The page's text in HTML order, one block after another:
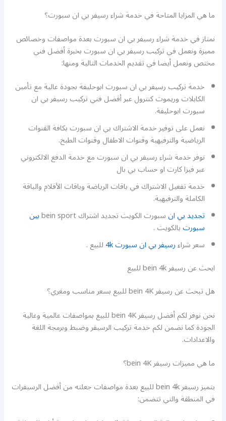
ما هي المزايا المتاحة في خدمة شراء رسيفر بي ان سبورت؟
نمتاز في خدمة شراء رسيفر بي ان سبورت بعدة مواصفات وخصائص
مميزة ونعمل في تركيب رسيفر بي ان سبورت بخبرة أفضل فني
مختص ونعمل أيضا في تقديم الخدمات التالية ومنها:
خدمة تركيب رسيفر بي ان سبورت ابوحليفة بجودة عالية مع تأمين
الكابلات وريموت كنترول عبر أفضل فني تركيب رسيفر بي ان
سبورت ابوحليفة.
نعمل على توفير خدمة الاشتراك بي ان سبورت بكافة القنوات
الرياضية والترفيهية وقنوات الاطفال وقنوات الطبخ.
نوفر خدمة شراء رسيفر بي ان سبورت مع خدمة الدفع الالكتروني
عبر فيزا كارت او حساب بي بال
خدمة تفعيل الاشتراك في باقات الرياضة وباقات الأفلام والباقة
الكاملة والترفيهية.
تجديد بي انسبورت الكويت تجديد اشتراك bein sport بين
سبورتبالكويت .
سعر شراءرسيفر بي ان سبورت 4k
للبيع .
ابحث عن رسيفر bein 4k للبيع
هل تبحث عن رسيفر bein 4K للبيع بسعر مناسب ومغري؟
نحن نوفر لكم أفضل رسيفر bein 4K للبيع بمواصفات عالمية وعالية
الجودة كما نضمن لكم خدمة تركيب الرسيفر وضبط وبرمجة اللغة
والاعدادات.
ما هي مميزات رسيفر bein 4K؟
يتميز رسيفر bein 4k للبيع بعدة مواصفات جعلته من أفضل الرسيفرات
في المنطقة والتي تتضمن: